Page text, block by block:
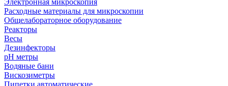
Электронная микроскопия
Расходные материалы для микроскопии
Общелабораторное оборудование
Реакторы
Весы
Дезинфекторы
рН метры
Водяные бани
Вискозиметры
Пипетки автоматические